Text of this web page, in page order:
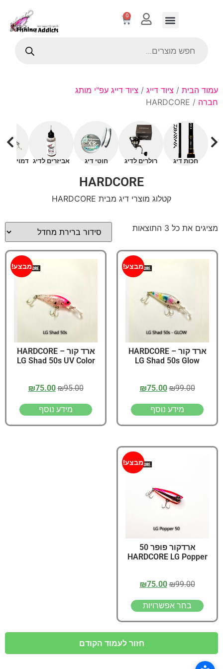
0
עמוד הבית / ציוד דייג / ציוד דייג עפ"י מותג
חברה / HARDCORE
חכות דיג רולרים לדיג חוטי דיג אביזרים לדיג דמויים
HARDCORE
קטלוג מוצרי דיג מבית HARDCORE
מציגים את כל ⁦3⁩ התוצאות
מבצע!
ארד קור – HARDCORE
LG Shad 50s Glow
₪99.00
₪75.00
מידע נוסף
מבצע!
ארד קור – HARDCORE
LG Shad 50s UV Color
₪95.00
₪75.00
מידע נוסף
מבצע!
ארדקור פופר 50
HARDCORE LG Popper
₪99.00
₪75.00
בחר אפשרויות
חזור לעמוד הקודם